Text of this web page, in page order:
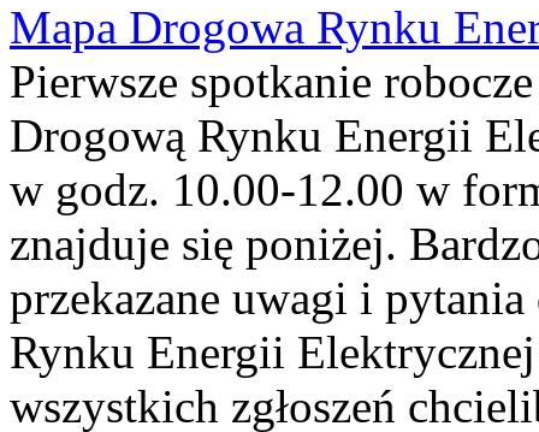
Mapa Drogowa Rynku
Pierwsze spotkanie
Drogową Rynku Energii
w godz. 10.00-12.00 w
znajduje się poniżej.
przekazane uwagi i
Rynku Energii
wszystkich zgłoszeń